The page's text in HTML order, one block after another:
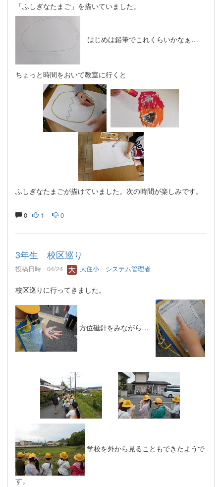
「ふしぎなたまご」を描いていました。
はじめは鉛筆でこれくらいかなぁ…
ちょっと時間をおいて教室に行くと
ふしぎなたまごが描けていました。次の時間が楽しみです。
0 1 0
3年生 校区巡り
投稿日時 : 04/24 大住小 システム管理者
校区巡りに行ってきました。
方位磁針をみながら…
学校を外から見ることもできたようで
す。